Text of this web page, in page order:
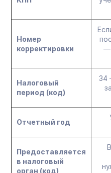
Номер
корректировки
—
Налоговый
период (код)
34
Отчетный год
Предоставляется
в налоговый
орган (код)